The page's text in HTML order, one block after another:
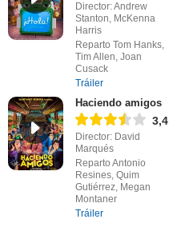
Director: Andrew
Stanton, McKenna
Harris
Reparto Tom Hanks,
Tim Allen, Joan
Cusack
Tráiler
Haciendo amigos
3,4
Director: David
Marqués
Reparto Antonio
Resines, Quim
Gutiérrez, Megan
Montaner
Tráiler